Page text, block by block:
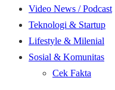
Video News / Podcast
Teknologi & Startup
Lifestyle & Milenial
Sosial & Komunitas
Cek Fakta